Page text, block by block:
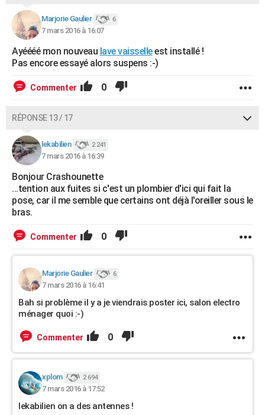
Marjorie Gaulier 6
7 mars 2016 à 16:07
Ayéééé mon nouveau lave vaisselleest installé !
Pas encore essayé alors suspens :-)
Commenter 0
RÉPONSE 13 / 17
lekabilien 2 241
7 mars 2016 à 16:39
Bonjour Crashounette
...tention aux fuites si c'est un plombier d'ici qui fait la
pose, car il me semble que certains ont déjà l'oreiller sous le
bras.
Commenter 0
Marjorie Gaulier 6
7 mars 2016 à 16:41
Bah si problème il y a je viendrais poster ici, salon electro
ménager quoi :-)
Commenter 0
xplom 2 694
7 mars 2016 à 17:52
lekabilien on a des antennes !